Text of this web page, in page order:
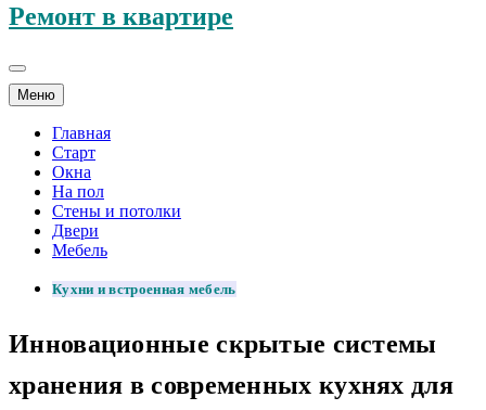
Ремонт в квартире
Меню
Главная
Старт
Окна
На пол
Стены и потолки
Двери
Мебель
Кухни и встроенная мебель
Инновационные скрытые системы
хранения в современных кухнях для